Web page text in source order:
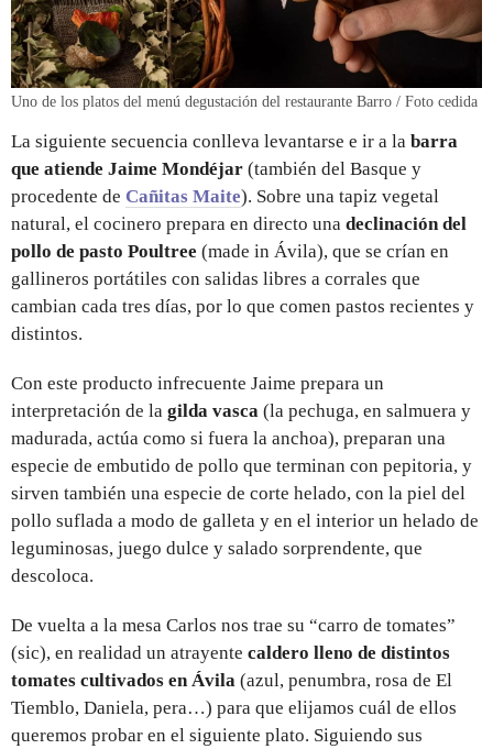
Uno de los platos del menú degustación del restaurante Barro / Foto cedida
La siguiente secuencia conlleva levantarse e ir a la barra
que atiende Jaime Mondéjar (también del Basque y
procedente de Cañitas Maite). Sobre una tapiz vegetal
natural, el cocinero prepara en directo una declinación del
pollo de pasto Poultree (made in Ávila), que se crían en
gallineros portátiles con salidas libres a corrales que
cambian cada tres días, por lo que comen pastos recientes y
distintos.
Con este producto infrecuente Jaime prepara un
interpretación de la gilda vasca (la pechuga, en salmuera y
madurada, actúa como si fuera la anchoa), preparan una
especie de embutido de pollo que terminan con pepitoria, y
sirven también una especie de corte helado, con la piel del
pollo suflada a modo de galleta y en el interior un helado de
leguminosas, juego dulce y salado sorprendente, que
descoloca.
De vuelta a la mesa Carlos nos trae su “carro de tomates”
(sic), en realidad un atrayente caldero lleno de distintos
tomates cultivados en Ávila (azul, penumbra, rosa de El
Tiemblo, Daniela, pera…) para que elijamos cuál de ellos
queremos probar en el siguiente plato. Siguiendo sus